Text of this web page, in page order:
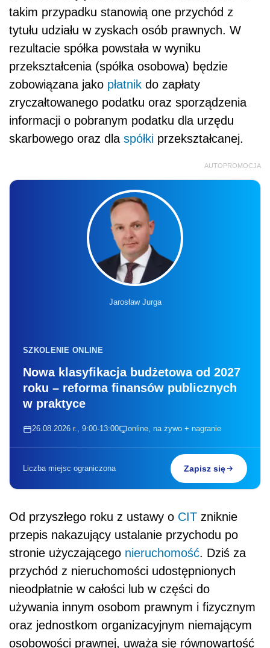
takim przypadku stanowią one przychód z
tytułu udziału w zyskach osób prawnych. W
rezultacie spółka powstała w wyniku
przekształcenia (spółka osobowa) będzie
zobowiązana jako płatnik do zapłaty
zryczałtowanego podatku oraz sporządzenia
informacji o pobranym podatku dla urzędu
skarbowego oraz dla spółki przekształcanej.
AUTOPROMOCJA
Jarosław Jurga
SZKOLENIE ONLINE
Nowa klasyfikacja budżetowa od 2027
roku – reforma finansów publicznych
w praktyce
26.08.2026 r., 9:00-13:00 online, na żywo + nagranie
Liczba miejsc ograniczona Zapisz się
Od przyszłego roku z ustawy o CIT zniknie
przepis nakazujący ustalanie przychodu po
stronie użyczającego nieruchomość. Dziś za
przychód z nieruchomości udostępnionych
nieodpłatnie w całości lub w części do
używania innym osobom prawnym i fizycznym
oraz jednostkom organizacyjnym niemającym
osobowości prawnej, uważa się równowartość